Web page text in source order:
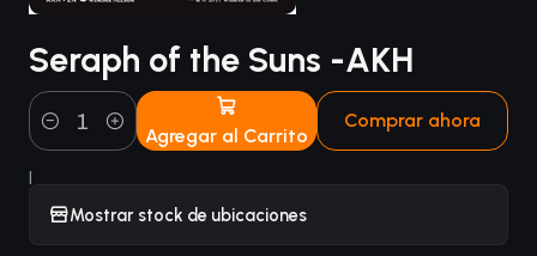
Seraph of the Suns -AKH
Cantidad Agregar al Carrito
Comprar ahora
|
Mostrar stock de ubicaciones